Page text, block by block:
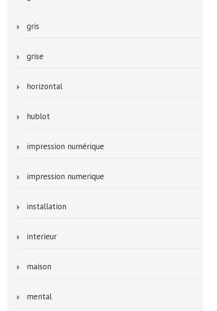
gris
grise
horizontal
hublot
impression numérique
impression numerique
installation
interieur
maison
mental